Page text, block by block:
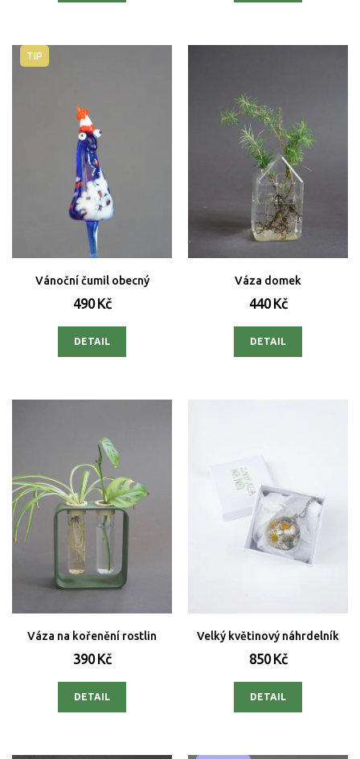
TIP
Vánoční čumil obecný
490 Kč
DETAIL
Váza domek
440 Kč
DETAIL
Váza na kořenění rostlin
390 Kč
DETAIL
Velký květinový náhrdelník
850 Kč
DETAIL